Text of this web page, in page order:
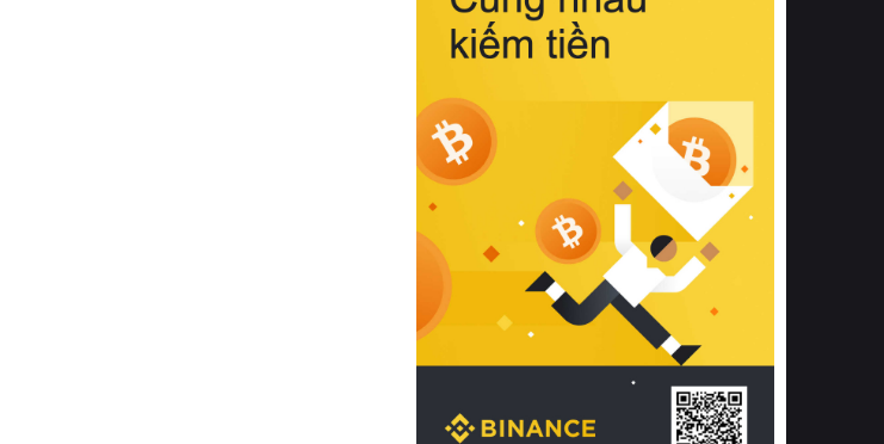
Bên cạnh đó, việc lựa chọn các dòng
sản phẩm đạt chuẩn chất lượng quốc
tế còn giúp ngăn ngừa tình trạng kích
khuẩn và nấm mốc trong điều kiện
thời tiết nóng ẩm. Bạn có thể tìm hiểu
thêm các nghiên cứu khoa học về tác
động của giấc ngủ và môi trường
phòng ngủ đối với sức khỏe con
người tại Sleep Foundation (External
Link) để có cái nhìn toàn diện hơn.
2. Các tiêu chí vàng khi lựa chọn
chăn ga gối đệm cao cấp cho phòng
ngủ
Để sở hữu một bộ chăn ga gối đệm
cao cấp hoàn hảo cả về thẩm mỹ lẫn
công năng, người tiêu dùng cần cân
nhắc kỹ lưỡng các tiêu chí quan trọng